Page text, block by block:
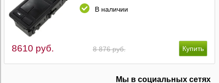
В наличии
8 876 руб.
8610 руб.
Мы в социальных сетях